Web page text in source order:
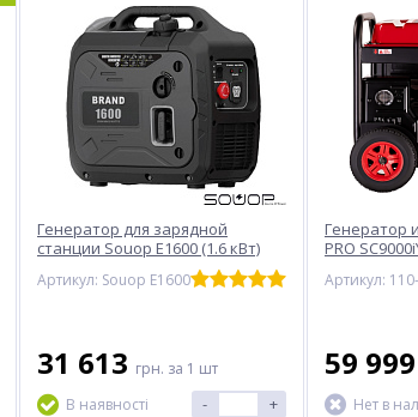
Генератор для зарядной
станции Souop E1600 (1.6 кВт)
Артикул: Souop E1600
31 613 грн. за 1 шт
В наявності
- +
Генератор
PRO
Артикул:
59 999
Нет в